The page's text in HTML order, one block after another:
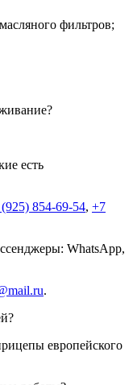
фильтров;
есть
854-69-54, +7
WhatsApp,
.
европейского